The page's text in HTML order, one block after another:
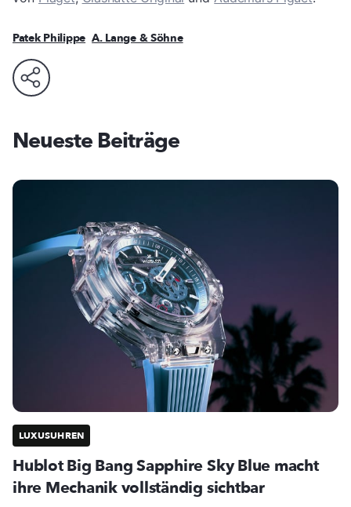
Patek Philippe A. Lange & Söhne
Neueste Beiträge
LUXUSUHREN
Hublot Big Bang Sapphire Sky Blue macht
ihre Mechanik vollständig sichtbar